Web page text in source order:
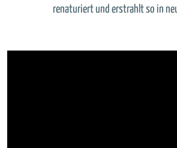
renaturiert und erstrahlt so in